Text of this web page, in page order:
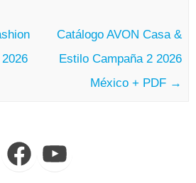
Catálogo AVON Casa &
Estilo Campaña 2 2026
México + PDF →
FacebookYouTube